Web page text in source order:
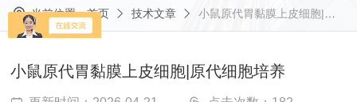
当前位置：首页 技术文章 小鼠原代胃黏膜上皮细胞|原代细胞培养
小鼠原代胃黏膜上皮细胞|原代细胞培养